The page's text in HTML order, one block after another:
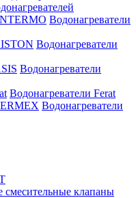
Водонагреватели
Водонагреватели
Водонагреватели
Водонагреватели Ferat
Водонагреватели
смесительные клапаны